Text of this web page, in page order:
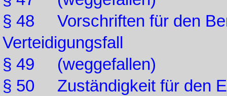
§ 48 Vorschriften für den
Verteidigungsfall
§ 49 (weggefallen)
§ 50 Zuständigkeit für den